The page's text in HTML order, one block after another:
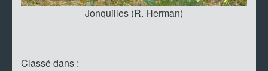
Jonquilles (R. Herman)
Classé dans :